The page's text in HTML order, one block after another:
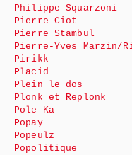
Philippe Squarzoni
Pierre Ciot
Pierre Stambul
Pierre-Yves Marzin/
Pirikk
Placid
Plein le dos
Plonk et Replonk
Pole Ka
Popay
Popeulz
Popolitique